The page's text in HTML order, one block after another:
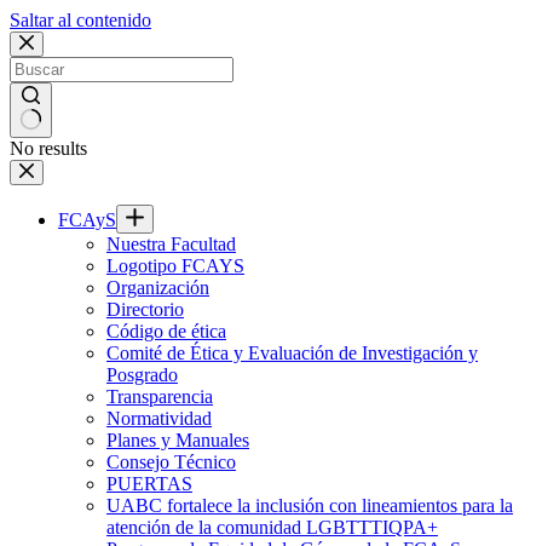
Saltar al contenido
No results
FCAyS
Nuestra Facultad
Logotipo FCAYS
Organización
Directorio
Código de ética
Comité de Ética y Evaluación de Investigación y
Posgrado
Transparencia
Normatividad
Planes y Manuales
Consejo Técnico
PUERTAS
UABC fortalece la inclusión con lineamientos para la
atención de la comunidad LGBTTTIQPA+